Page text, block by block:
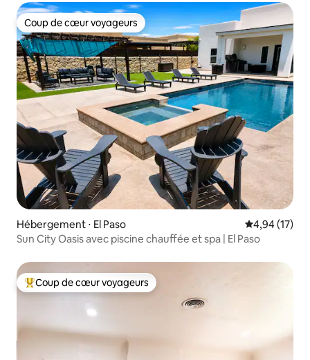
Coup de cœur voyageurs
Coup de cœur voyageurs
Hébergement ⋅ El Paso Évaluation
4,94 (17)
Sun City Oasis avec piscine chauffée et spa | El Paso
Coups de cœur voyageurs les plus appréciés
Coup de cœur voyageurs